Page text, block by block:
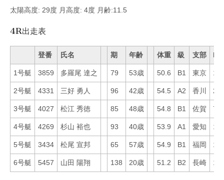
太陽高度: 29度 月高度: 4度 月齢:11.5
4R出走表
登番 氏名 期 年齢 体重 級 支部 Mo
1号艇 3859 多羅尾 達之 79 53歳 50.6 B1 東京 11
2号艇 4331 三好 勇人 96 42歳 54.5 A2 香川 25
3号艇 4027 松江 秀徳 85 48歳 54.8 B1 佐賀 79
4号艇 4269 杉山 裕也 93 40歳 53.9 A1 愛知 14
5号艇 3434 松尾 宣邦 65 57歳 54.9 B1 福岡 15
6号艇 5457 山田 陽翔 138 20歳 51.2 B2 長崎 12